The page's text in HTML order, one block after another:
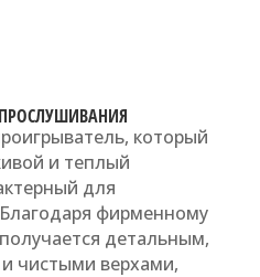
который
и теплый
для
фирменному
детальным,
чистыми верхами,